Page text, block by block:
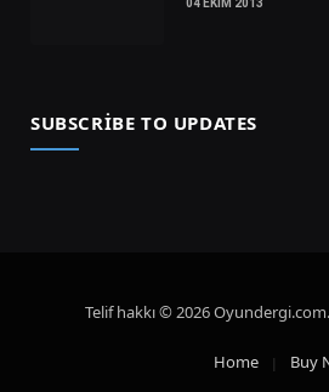
SUBSCRIBE TO UPDATES
Telif hakkı © 2026 Oyundergi.com.
Home Buy